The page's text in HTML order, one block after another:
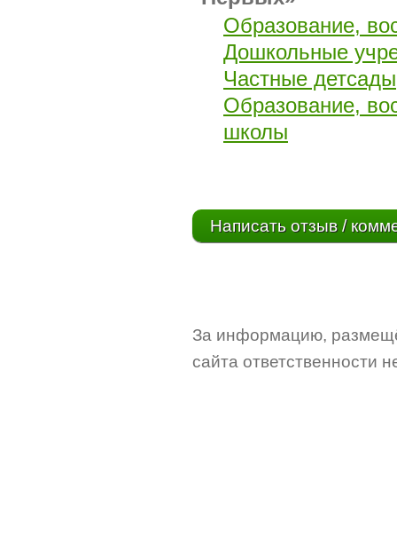
Образование,
Дошкольные
Частные детсады
Образование,
школы
Написать отзыв /
За информацию,
сайта ответственности